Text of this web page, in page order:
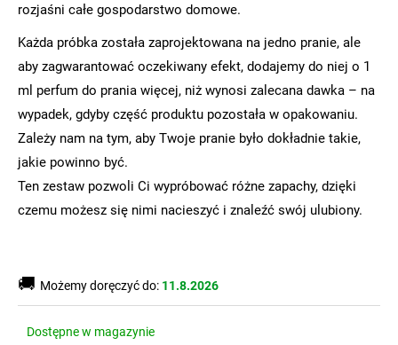
rozjaśni całe gospodarstwo domowe.
Każda próbka została zaprojektowana na jedno pranie, ale
aby zagwarantować oczekiwany efekt, dodajemy do niej o 1
ml perfum do prania więcej, niż wynosi zalecana dawka – na
wypadek, gdyby część produktu pozostała w opakowaniu.
Zależy nam na tym, aby Twoje pranie było dokładnie takie,
jakie powinno być.
Ten zestaw pozwoli Ci wypróbować różne zapachy, dzięki
czemu możesz się nimi nacieszyć i znaleźć swój ulubiony.
🚚 Możemy doręczyć do: 11.8.2026
Dostępne w magazynie